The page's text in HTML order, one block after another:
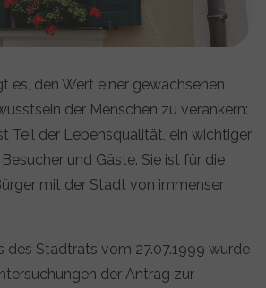
es, den Wert einer gewachsenen
der Menschen zu verankern:
Teil der Lebensqualität, ein wichtiger
und Gäste. Sie ist für die
mit der Stadt von immenser
des Stadtrats vom 27.07.1999 wurde
der Antrag zur